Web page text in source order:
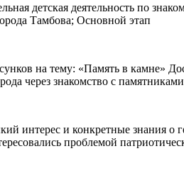
детская деятельность по
Тамбова; Основной этап
на тему: «Память в камне»
через знакомство с
интерес и конкретные знания
проблемой